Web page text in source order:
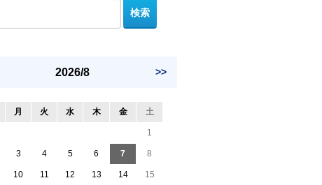
2026/8 >>
月 火 水 木 金 土
1
3 4 5 6 7 8
10 11 12 13 14 15